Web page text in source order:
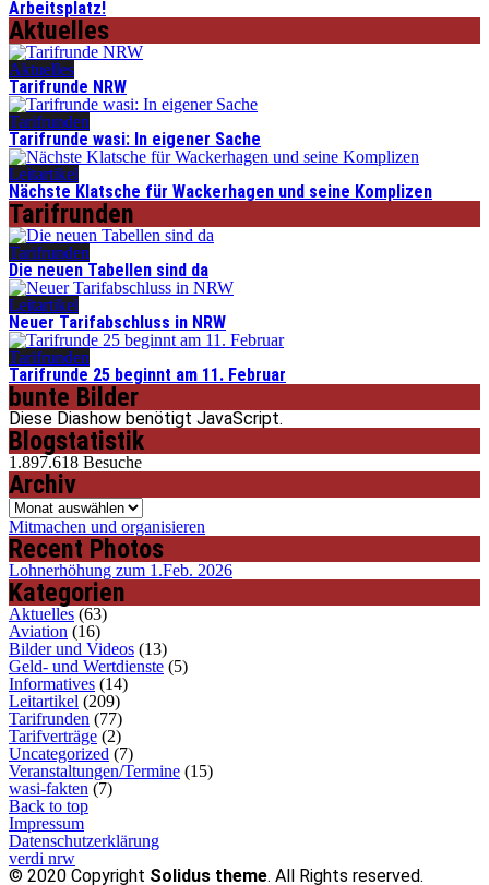
Arbeitsplatz!
Aktuelles
Aktuelles
Tarifrunde NRW
Tarifrunden
Tarifrunde wasi: In eigener Sache
Leitartikel
Nächste Klatsche für Wackerhagen und seine Komplizen
Tarifrunden
Tarifrunden
Die neuen Tabellen sind da
Leitartikel
Neuer Tarifabschluss in NRW
Tarifrunden
Tarifrunde 25 beginnt am 11. Februar
bunte Bilder
Diese Diashow benötigt JavaScript.
Blogstatistik
1.897.618 Besuche
Archiv
Archiv
Mitmachen und organisieren
Recent Photos
Lohnerhöhung zum 1.Feb. 2026
Kategorien
Aktuelles (63)
Aviation (16)
Bilder und Videos (13)
Geld- und Wertdienste (5)
Informatives (14)
Leitartikel (209)
Tarifrunden (77)
Tarifverträge (2)
Uncategorized (7)
Veranstaltungen/Termine (15)
wasi-fakten (7)
Back to top
Impressum
Datenschutzerklärung
verdi nrw
© 2020 Copyright Solidus theme. All Rights reserved.